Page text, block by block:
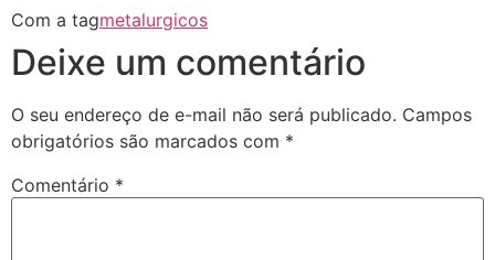
Com a tagmetalurgicos
Deixe um comentário
O seu endereço de e-mail não será publicado. Campos
obrigatórios são marcados com *
Comentário *